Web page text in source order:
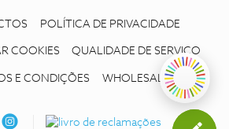
POLÍTICA DE PRIVACIDADE
COOKIES QUALIDADE DE SERVIÇO
E CONDIÇÕES WHOLESALE